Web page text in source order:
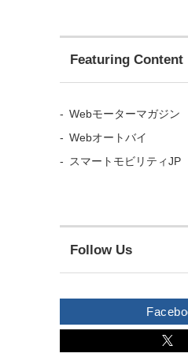
Featuring Content
Webモーターマガジン
Webオートバイ
スマートモビリティJP
Follow Us